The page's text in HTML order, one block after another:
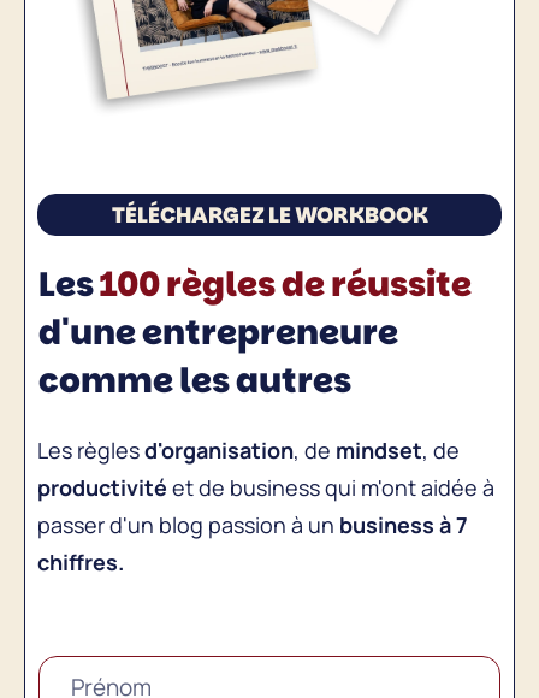
TÉLÉCHARGEZ LE WORKBOOK
Les100 règles de réussite
d'une entrepreneure
comme les autres
Les règlesd'organisation, de mindset, de
productivité et de business qui m'ont aidée à
passer d'un blog passion à un business à 7
chiffres.